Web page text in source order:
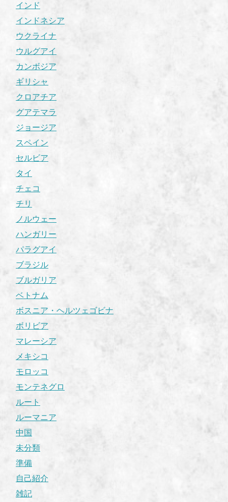
インド
インドネシア
ウクライナ
ウルグアイ
カンボジア
ギリシャ
クロアチア
グアテマラ
ジョージア
スペイン
セルビア
タイ
チェコ
チリ
ノルウェー
ハンガリー
パラグアイ
ブラジル
ブルガリア
ベトナム
ボスニア・ヘルツェゴビナ
ボリビア
マレーシア
メキシコ
モロッコ
モンテネグロ
ルート
ルーマニア
中国
未分類
準備
自己紹介
雑記